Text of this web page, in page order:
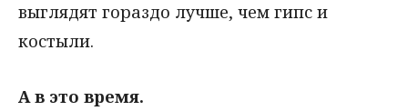
выглядят гораздо лучше, чем гипс и
костыли.
А в это время.